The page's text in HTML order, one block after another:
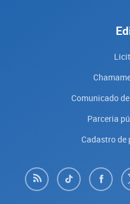
Comunicado
Parceria
Cadastro de